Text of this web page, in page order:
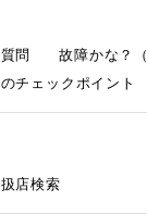
問 故障かな？
チェックポイント
店検索